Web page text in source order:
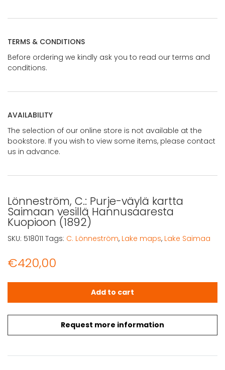
TERMS & CONDITIONS
Before ordering we kindly ask you to read our terms and
conditions.
AVAILABILITY
The selection of our online store is not available at the
bookstore. If you wish to view some items, please contact
us in advance.
Lönneström, C.: Purje-väylä kartta
Saimaan vesillä Hannusaaresta
Kuopioon (1892)
€420,00
Request more information
Lönneström, C.: Purje-väylä kartta Saimaan vesillä
Add to cart
SKU: 518011 Tags: C. Lönneström, Lake maps, Lake Saimaa